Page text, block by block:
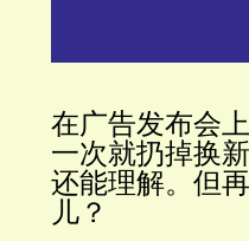
在广告发布会
一次就扔掉换
还能理解。但
儿？